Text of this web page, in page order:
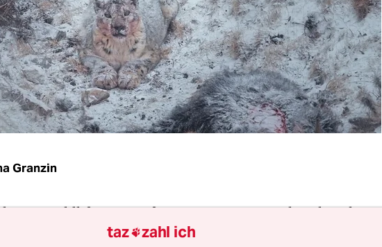
Granzin
Wildlife-Fotograf Vincent Munier macht sehr schöne
Dafür ist er in allen möglichen, auch entlegenen
taz zahl ich